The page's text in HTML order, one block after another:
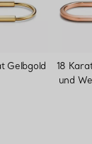
Gelbgold
18
und